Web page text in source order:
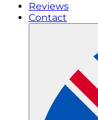
Reviews
Contact